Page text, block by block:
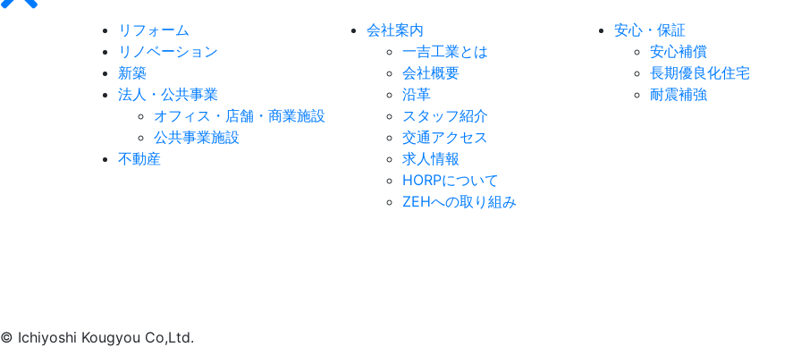
リフォーム
リノベーション
新築
法人・公共事業
オフィス・店舗・商業施設
公共事業施設
不動産
会社案内
一吉工業とは
会社概要
沿革
スタッフ紹介
交通アクセス
求人情報
HORPについて
ZEHへの取り組み
安心・保証
安心補償
長期優良化住宅
耐震補強
© Ichiyoshi Kougyou Co,Ltd.